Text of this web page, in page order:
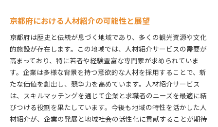
意欲的な求職者が集まる京都の人材紹介サービス
京都での求職者の動機とニーズ
意欲的な人材を引き寄せる魅力とは
求職者が人材紹介を選ぶ理由
人材紹介を通じたキャリア形成の成功例
意欲を持つ求職者が求める職場環境
求職者への支援が生む信頼関係
京都府の人材紹介が実現する企業と求職者のベストマ
京都府における人材紹介の可能性と展望
京都府は歴史と伝統が息づく地域であり、多くの観光資源や文化
的施設が存在します。この地域では、人材紹介サービスの需要が
高まっており、特に若者や経験豊富な専門家が求められていま
す。企業は多様な背景を持つ意欲的な人材を採用することで、新
たな価値を創出し、競争力を高めています。人材紹介サービス
は、スキルマッチングを通じて企業と求職者のニーズを最適に結
びつける役割を果たしています。今後も地域の特性を活かした人
材紹介が、企業の発展と地域社会の活性化に貢献することが期待